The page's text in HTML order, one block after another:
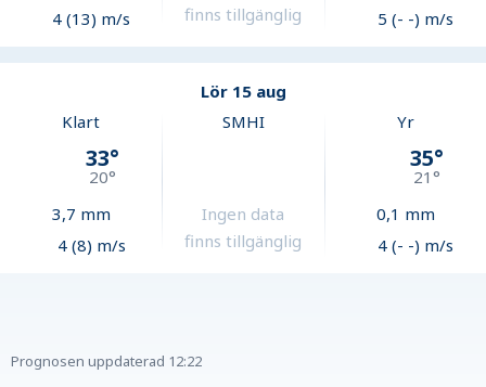
4 (13) m/s
finns tillgänglig
5 (- -) m/s
Lör 15 aug
Klart
33°
20°
3,7 mm
4 (8) m/s
SMHI
Ingen data
finns tillgänglig
Yr
35°
21°
0,1 mm
4 (- -) m/s
Prognosen uppdaterad 12:22